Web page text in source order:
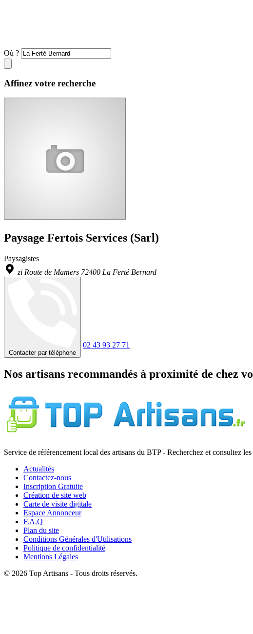
Où ?
Affinez votre recherche
Paysage Fertois Services (Sarl)
Paysagistes
zi Route de Mamers 72400 La Ferté Bernard
Contacter par téléphone
02 43 93 27 71
Nos artisans recommandés à proximité de chez
Service de référencement local des artisans du BTP - Recherchez et consultez
Actualités
Contactez-nous
Inscription Gratuite
Création de site web
Carte de visite digitale
Espace Annonceur
F.A.Q
Plan du site
Conditions Générales d'Utilisations
Politique de confidentialité
Mentions Légales
© 2026 Top Artisans - Tous droits réservés.